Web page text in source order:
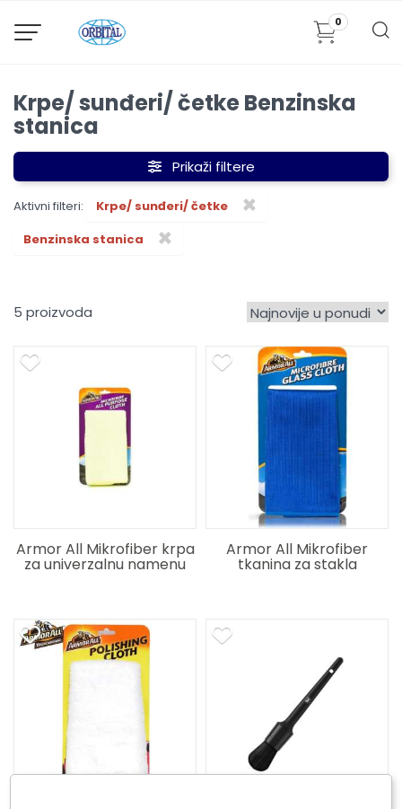
0
Krpe/ sunđeri/ četke Benzinska
stanica
Prikaži filtere
Aktivni filteri: ×
Krpe/ sunđeri/ četke
×
Benzinska stanica
5
Armor All Mikrofiber krpa
za univerzalnu namenu
Armor All Mikrofiber
tkanina za stakla